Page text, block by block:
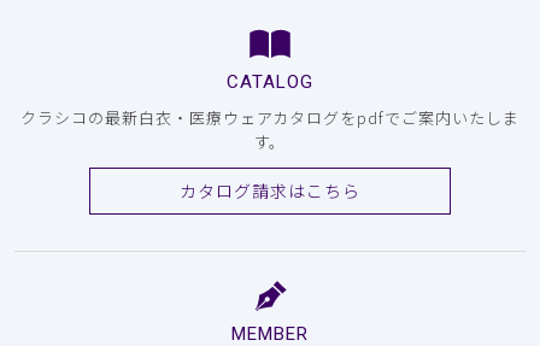
CATALOG
クラシコの最新白衣・医療ウェアカタログをpdfでご案内いたしま
す。
カタログ請求はこちら
MEMBER